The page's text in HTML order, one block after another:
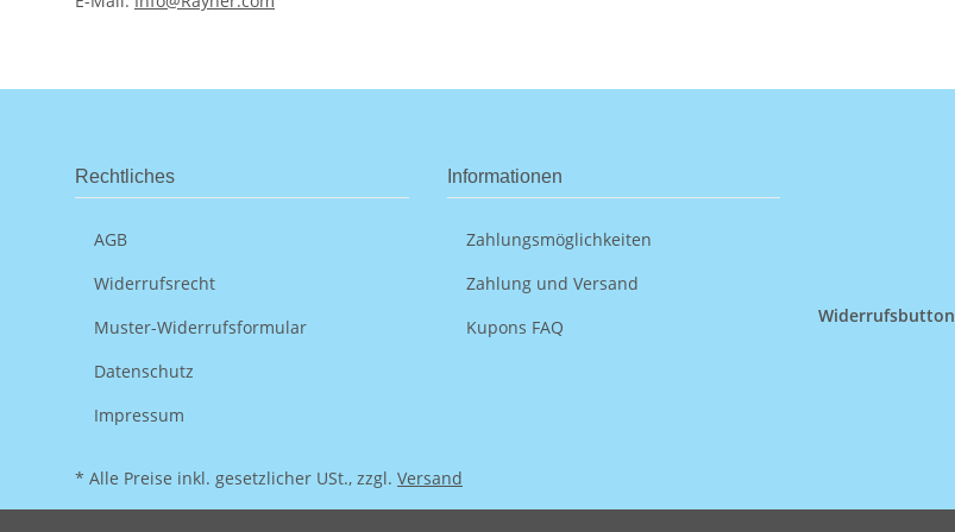
Rechtliches
AGB
Widerrufsrecht
Muster-Widerrufsformular
Datenschutz
Impressum
Informationen
Zahlungsmöglichkeiten
Zahlung und Versand
Kupons FAQ
Widerrufsbutton
* Alle Preise inkl. gesetzlicher USt., zzgl. Versand